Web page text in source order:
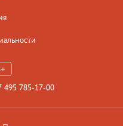
495 785-17-00